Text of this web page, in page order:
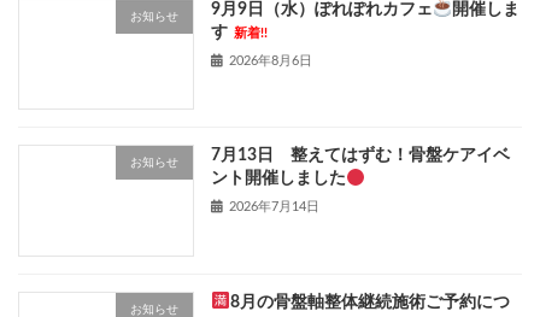
お知らせ 9月9日（水）ぽれぽれカフェ
開催しま
す 新着!!
2026年8月6日
お知らせ
7月13日 整えてはずむ！骨盤ケアイベ
ント開催しました
2026年7月14日
お知らせ
8月の骨盤軸整体継続施術ご予約につ